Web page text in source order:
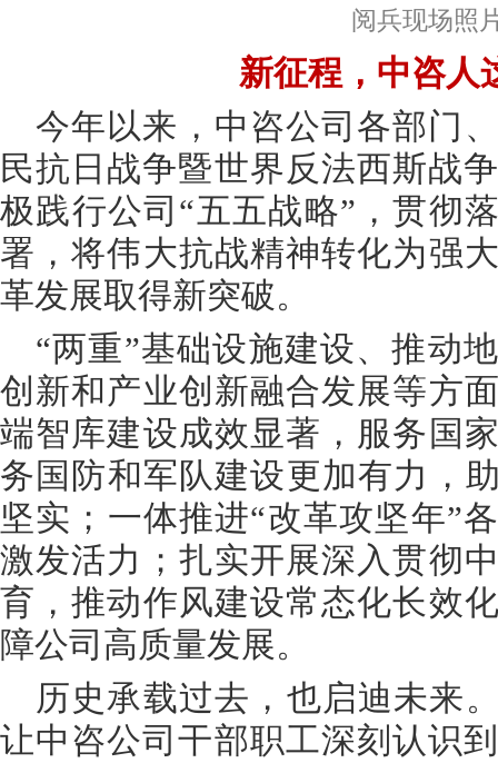
阅兵现场照
新征程，中咨人
今年以来，中咨公司各部门
民抗日战争暨世界反法西斯战
极践行公司“五五战略”，贯彻
署，将伟大抗战精神转化为强
革发展取得新突破。
“两重”基础设施建设、推动
创新和产业创新融合发展等方
端智库建设成效显著，服务国
务国防和军队建设更加有力，
坚实；一体推进“改革攻坚年”
激发活力；扎实开展深入贯彻
育，推动作风建设常态化长效
障公司高质量发展。
历史承载过去，也启迪未来
让中咨公司干部职工深刻认识